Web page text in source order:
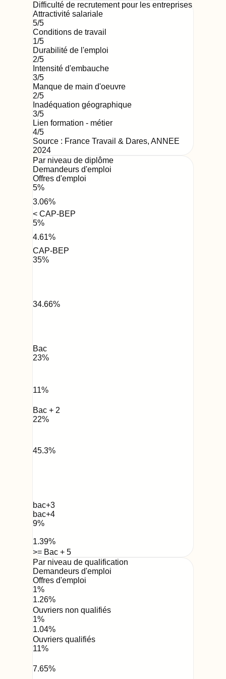
Difficulté de recrutement pour les entreprises
Attractivité salariale
5/5
Conditions de travail
1/5
Durabilité de l'emploi
2/5
Intensité d'embauche
3/5
Manque de main d'oeuvre
2/5
Inadéquation géographique
3/5
Lien formation - métier
4/5
Source : France Travail & Dares, ANNEE
2024
Par niveau de diplôme
Demandeurs d'emploi
Offres d'emploi
5%
3.06%
< CAP-BEP
5%
4.61%
CAP-BEP
35%
34.66%
Bac
23%
11%
Bac + 2
22%
45.3%
bac+3
bac+4
9%
1.39%
>= Bac + 5
Par niveau de qualification
Demandeurs d'emploi
Offres d'emploi
1%
1.26%
Ouvriers non qualifiés
1%
1.04%
Ouvriers qualifiés
11%
7.65%